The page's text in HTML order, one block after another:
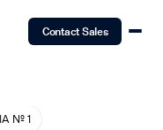
Contact Sales
Nº 1